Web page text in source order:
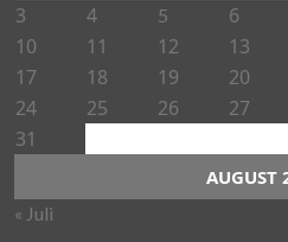
AUGUST
3
4 5 6
10
11 12 13
17
18 19 20
24
25 26 27
31
« Juli